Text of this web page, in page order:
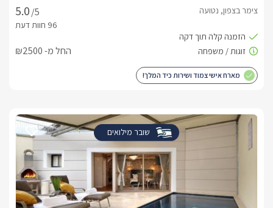
/5
צימר בצפון, נטועה
החל מ- ₪2500
מארח אישי צמוד ושירות כיד המלך!
שובר מילואים